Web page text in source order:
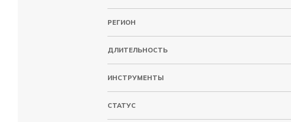
РЕГИОН
ДЛИТЕЛЬНОСТЬ
ИНСТРУМЕНТЫ
СТАТУС